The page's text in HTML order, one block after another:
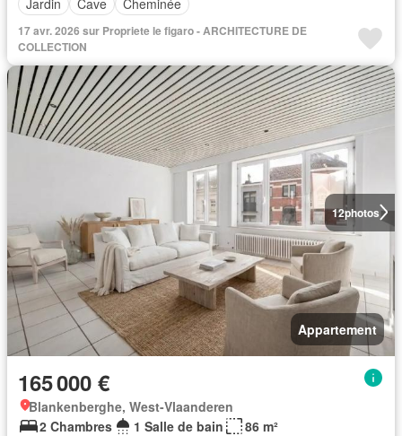
Jardin
Cave Cheminée
17 avr. 2026 sur Propriete le figaro - ARCHITECTURE DE
COLLECTION
12photos
Appartement
165 000 €
Blankenberghe, West-Vlaanderen
2 Chambres
1 Salle de bain 86 m²